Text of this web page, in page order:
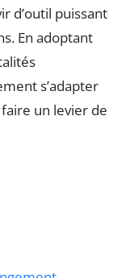
d’outil puissant
En adoptant
s’adapter
un levier de